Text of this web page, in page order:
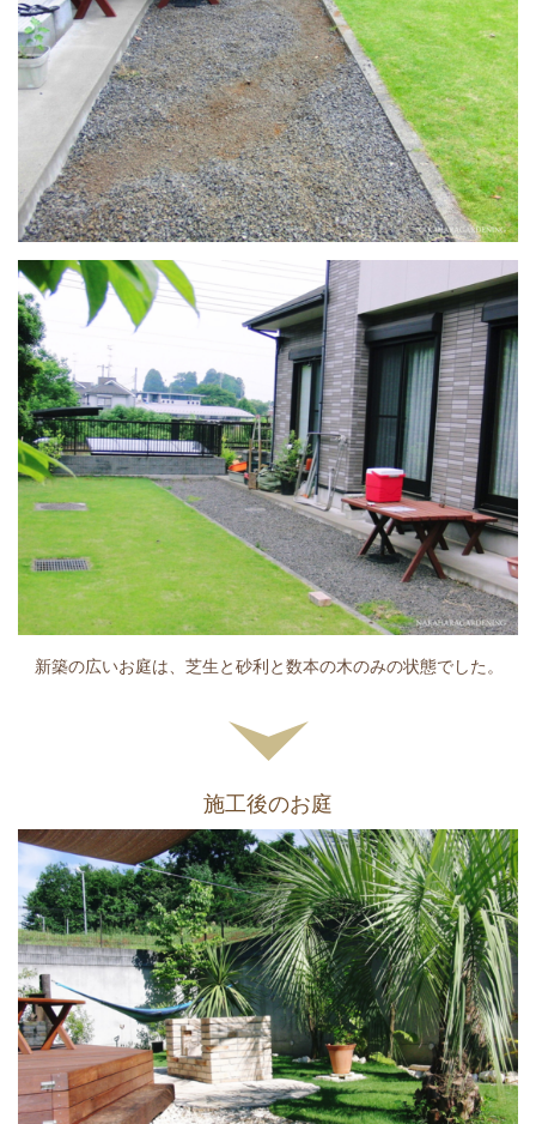
新築の広いお庭は、芝生と砂利と数本の木のみの状態でした。
施工後のお庭